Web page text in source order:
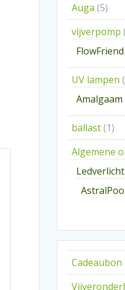
Auga 55
vijverpomp
FlowFriend
UV lampen
Amalgaam
ballast 11
Algemene
Cadeaubon